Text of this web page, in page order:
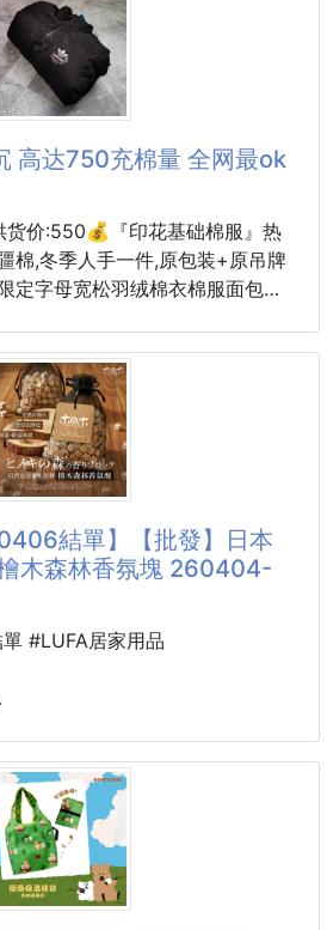
，
幫肌膚打好基礎。
高达750充棉量 全网最ok
货价:550💰『印花基础棉服』热
棉,冬季人手一件,原包装+原吊牌
定字母宽松羽绒棉衣棉服面包服
大大解决了南方不理解北方冬天
满满当当 冬日站在大雪
女可配
結單】【批發】日本
木森林香氛塊 260404-
#LUFA居家用品
些大自然的氛圍
過於刺鼻香味⚠️
氛的人
本的檜木香氛‼️